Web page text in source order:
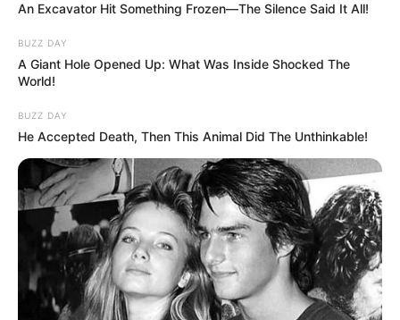
An Excavator Hit Something Frozen—The Silence Said It All!
BUZZ DAY
A Giant Hole Opened Up: What Was Inside Shocked The
World!
BUZZ DAY
He Accepted Death, Then This Animal Did The Unthinkable!